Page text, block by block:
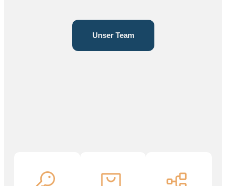
Unser Team